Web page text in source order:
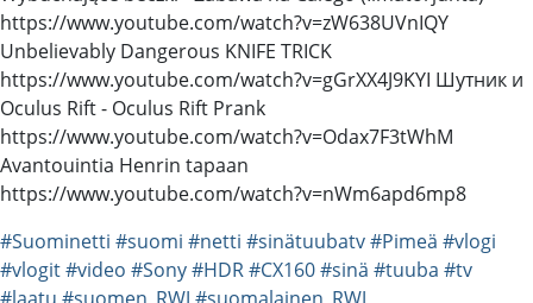
https://www.youtube.com/watch?v=zW638UVnIQY
Unbelievably Dangerous KNIFE TRICK
https://www.youtube.com/watch?v=gGrXX4J9KYI Шутник и
Oculus Rift - Oculus Rift Prank
https://www.youtube.com/watch?v=Odax7F3tWhM
Avantouintia Henrin tapaan
https://www.youtube.com/watch?v=nWm6apd6mp8
#Suominetti #suomi #netti #sinätuubatv#Pimeä #vlogi
#vlogit#video #Sony#HDR#CX160#sinä #tuuba #tv